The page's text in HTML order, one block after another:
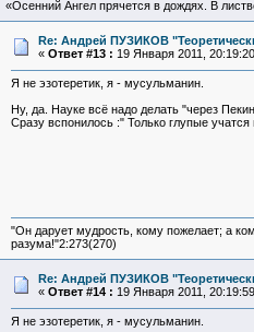
«Осенний Ангел прячется в дождях. В
Re: Андрей ПУЗИКОВ
« Ответ #13 : 19 Января 2011,
Я не эзотеретик, я - мусульманин.
Ну, да. Науке всё надо делать "через
Сразу вспонилось :" Только глупые
"Он дарует мудрость, кому пожелает; а
разума!"2:273(270)
Re: Андрей ПУЗИКОВ
« Ответ #14 : 19 Января 2011,
Я не эзотеретик, я - мусульманин.